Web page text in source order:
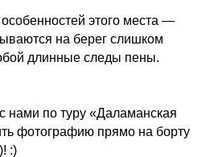
этого места —
на берег слишком
длинные следы пены.
нами по туру «Даламанская
фотографию прямо на борту
:)